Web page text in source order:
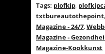
Tags: plofkip,
txtbureautothepoint,
Magazine - 24/7,
Magazine -
Magazine-Kookkunst